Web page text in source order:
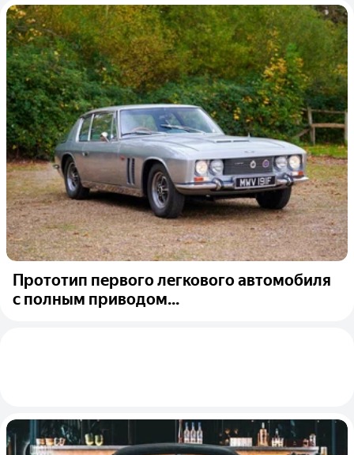
Прототип первого легкового автомобиля
с полным приводом...